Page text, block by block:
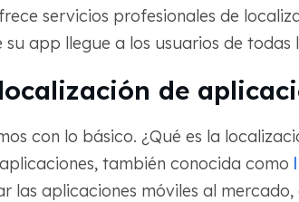
servicios profesionales de
app llegue a los usuarios de todas
de
con lo básico. ¿Qué es la
también conocida como
las aplicaciones móviles al